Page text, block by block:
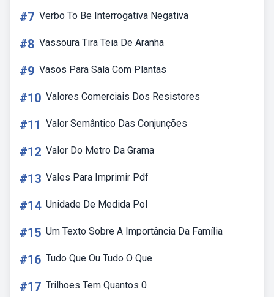
#7 Verbo To Be Interrogativa Negativa
#8 Vassoura Tira Teia De Aranha
#9 Vasos Para Sala Com Plantas
#10 Valores Comerciais Dos Resistores
#11 Valor Semântico Das Conjunções
#12 Valor Do Metro Da Grama
#13 Vales Para Imprimir Pdf
#14 Unidade De Medida Pol
#15 Um Texto Sobre A Importância Da Família
#16 Tudo Que Ou Tudo O Que
#17 Trilhoes Tem Quantos 0